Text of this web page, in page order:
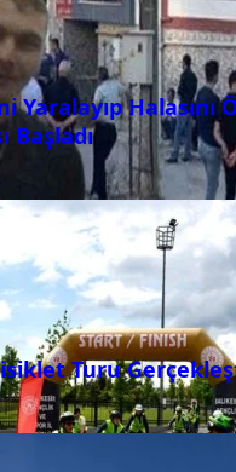
Yaralayıp Halasını
Başladı
Turu